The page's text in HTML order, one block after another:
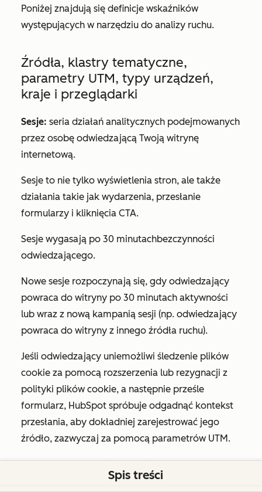
Poniżej znajdują się definicje wskaźników
występujących w narzędziu do analizy ruchu.
Źródła, klastry tematyczne,
parametry UTM, typy urządzeń,
kraje i przeglądarki
Sesje: seria działań analitycznych podejmowanych
przez osobę odwiedzającą Twoją witrynę
internetową.
Sesje to nie tylko wyświetlenia stron, ale także
działania takie jak wydarzenia, przesłanie
formularzy i kliknięcia CTA.
Sesje wygasają po 30 minutachbezczynności
odwiedzającego.
Nowe sesje rozpoczynają się, gdy odwiedzający
powraca do witryny po 30 minutach aktywności
lub wraz z nową kampanią sesji (np. odwiedzający
powraca do witryny z innego źródła ruchu).
Jeśli odwiedzający uniemożliwi śledzenie plików
cookie za pomocą rozszerzenia lub rezygnacji z
polityki plików cookie, a następnie prześle
formularz, HubSpot spróbuje odgadnąć kontekst
przesłania, aby dokładniej zarejestrować jego
źródło, zazwyczaj za pomocą parametrów UTM.
Przykładowe scenariusze sesji:
Spis treści